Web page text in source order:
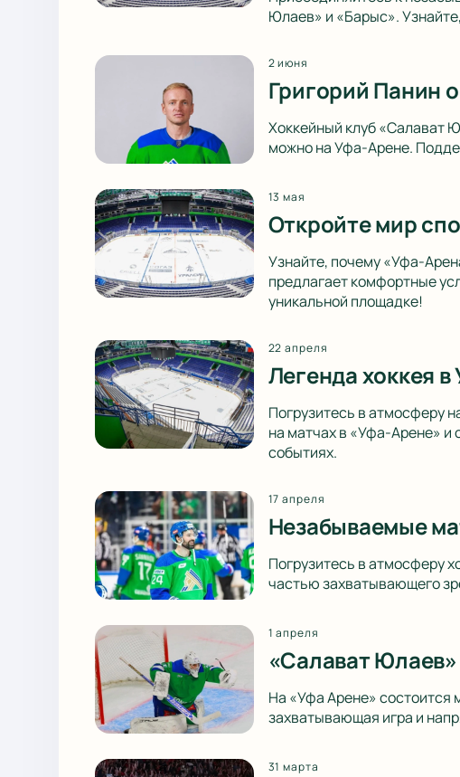
Юлаев» и «Барыс».
2 июня
Григорий Панин
Хоккейный клуб «Салават
можно на Уфа-Арене.
13 мая
Откройте мир
Узнайте, почему «Уфа-
предлагает комфортные
уникальной площадке!
22 апреля
Легенда хоккея
Погрузитесь в атмосферу
на матчах в «Уфа-Арене» и
событиях.
17 апреля
Незабываемые
Погрузитесь в атмосферу
частью захватывающего
1 апреля
«Салават
На «Уфа Арене»
захватывающая игра и
31 марта